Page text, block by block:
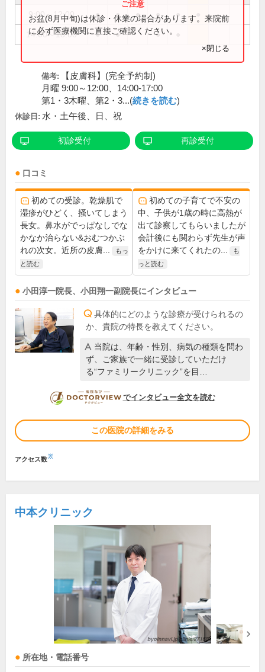
9:00～12:00 ● ● ● ● ●
14:00～18:00 ● ● ●
お盆(8月中旬)は休診・休業の場合があります。来院前
に必ず医療機関に直接ご確認ください。
×閉じる
備考:
【皮膚科】(完全予約制)
月曜 9:00～12:00、14:00-17:00
第1・3木曜、第2・3...(続きを読む)
休診日: 水・土午後、日、祝
初診受付 再診受付
口コミ
初めての受診。乾燥肌で
湿疹がひどく、掻いてしまう
長女。鼻水がでっぱなしでな
かなか治らない&おむつかぶ
れの次女。近所の皮膚...
もっ
と読む
初めての子育てで不安の
中、子供が1歳の時に高熱が
出て診察してもらいましたが
会計後にも関わらず先生が声
をかけに来てくれたの...
も
っと読む
小田淳一院長、 小田翔一副院長にインタビュー
具体的にどのような診療が受けられるの
か、貴院の特長を教えてください。
当院は、年齢・性別、病気の種類を問わ
ず、ご家族で一緒に受診していただけ
る“ファミリークリニック”を目…
DOCTORVIEW
でインタビュー全文を読む
この医院の詳細をみる
アクセス数※
中本クリニック
所在地・電話番号